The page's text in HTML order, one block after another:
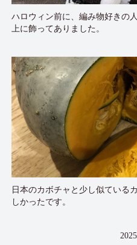
ハロウィン前に、編み物好きの
上に飾ってありました。
日本のカボチャと少し似ている
しかったです。